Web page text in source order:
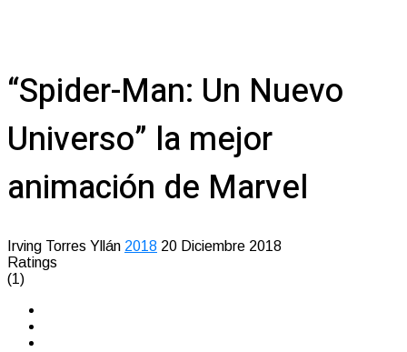
“Spider-Man: Un Nuevo
Universo” la mejor
animación de Marvel
Irving Torres Yllán 2018 20 Diciembre 2018
Ratings
(1)